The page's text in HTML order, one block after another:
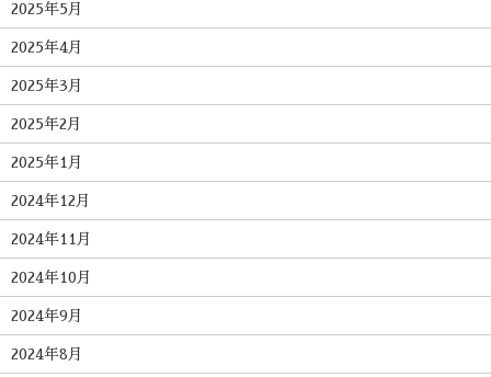
2025年5月
2025年4月
2025年3月
2025年2月
2025年1月
2024年12月
2024年11月
2024年10月
2024年9月
2024年8月